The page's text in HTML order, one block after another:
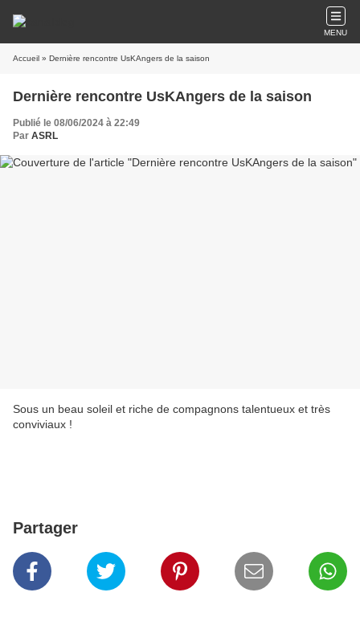
MENU
Accueil » Dernière rencontre UsKAngers de la saison
Dernière rencontre UsKAngers de la saison
Publié le 08/06/2024 à 22:49
Par ASRL
Sous un beau soleil et riche de compagnons talentueux et très
conviviaux !
Partager